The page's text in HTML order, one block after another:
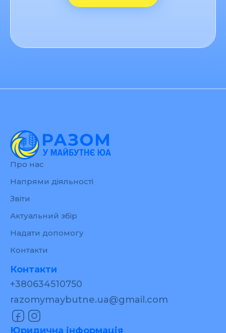
Про нас
Напрями діяльності
Звіти
Актуальний збір
Надати допомогу
Контакти
Контакти
+380634510750
razomymaybutne.ua@gmail.com
Юридична інформація